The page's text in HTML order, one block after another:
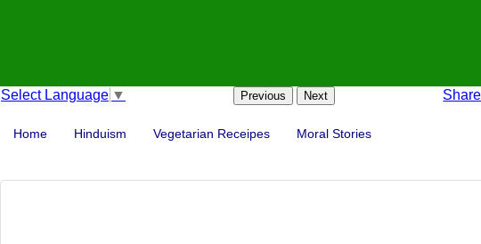
Select Language ▼ Previous Next
Home Hinduism Vegetarian Receipes Moral Stories